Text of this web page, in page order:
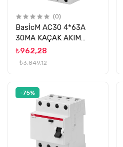
(0)
BasİcM AC30 4*63A
30MA KAÇAK AKIM
ROLESİ ABB
₺962,28
₺3.849,12
-75%